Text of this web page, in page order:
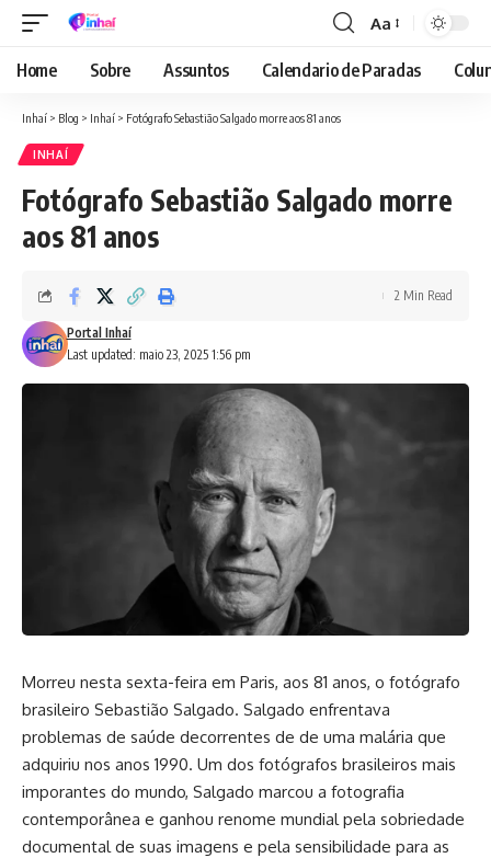
Font
Resizer
Aa
Home Sobre Assuntos Calendario de Paradas
Inhaí > Blog > Inhaí > Fotógrafo Sebastião Salgado morre aos 81 anos
INHAÍ
Fotógrafo Sebastião Salgado morre
aos 81 anos
Last updated: maio 23, 2025 1:56 pm
Portal Inhaí
2 Min Read
Morreu nesta sexta-feira em Paris, aos 81 anos, o fotógrafo
brasileiro Sebastião Salgado. Salgado enfrentava
problemas de saúde decorrentes de de uma malária que
adquiriu nos anos 1990. Um dos fotógrafos brasileiros mais
imporantes do mundo, Salgado marcou a fotografia
contemporânea e ganhou renome mundial pela sobriedade
documental de suas imagens e pela sensibilidade para as